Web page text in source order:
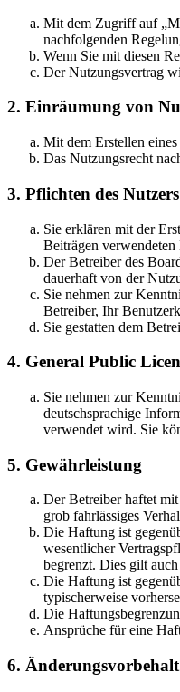
Mit dem Zugriff auf
nachfolgenden
Wenn Sie mit diesen
Der Nutzungsvertrag
2. Einräumung von
Mit dem Erstellen
Das Nutzungsrecht
3. Pflichten des Nutzers
Sie erklären mit der
Beiträgen
Der Betreiber des
dauerhaft von der
Sie nehmen zur
Betreiber, Ihr
Sie gestatten dem
4. General Public
Sie nehmen zur
deutschsprachige
verwendet wird. Sie
5. Gewährleistung
Der Betreiber haftet
grob fahrlässiges
Die Haftung ist
wesentlicher
begrenzt. Dies gilt
Die Haftung ist
typischerweise
Die
Ansprüche für eine
6. Änderungsvorbehalt